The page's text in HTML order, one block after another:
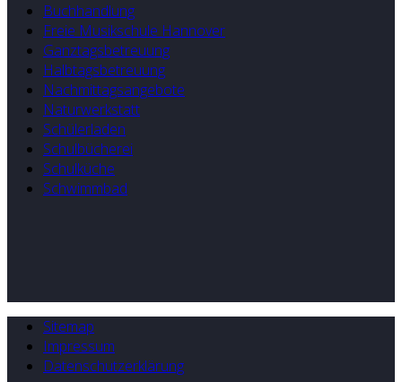
Buchhandlung
Freie Musikschule Hannover
Ganztagsbetreuung
Halbtagsbetreuung
Nachmittagsangebote
Naturwerkstatt
Schülerladen
Schulbücherei
Schulküche
Schwimmbad
Sitemap
Impressum
Datenschutzerklärung